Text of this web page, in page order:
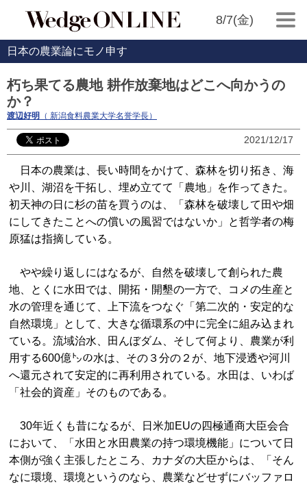
8/7(金)
日本の農業論にモノ申す
朽ち果てる農地 耕作放棄地はどこへ向かうの
か？
渡辺好明 （ 新潟食料農業大学名誉学長）
2021/12/17
日本の農業は、長い時間をかけて、森林を切り拓き、海
や川、湖沼を干拓し、埋め立てて「農地」を作ってきた。
初天神の日に杉の苗を買うのは、「森林を破壊して田や畑
にしてきたことへの償いの風習ではないか」と哲学者の梅
原猛は指摘している。
やや繰り返しにはなるが、自然を破壊して創られた農
地、とくに水田では、開拓・開墾の一方で、コメの生産と
水の管理を通じて、上下流をつなぐ「第二次的・安定的な
自然環境」として、大きな循環系の中に完全に組み込まれ
ている。流域治水、田んぼダム、そして何より、農業が利
用する600億㌧の水は、その３分の２が、地下浸透や河川
へ還元されて安定的に再利用されている。水田は、いわば
「社会的資産」そのものである。
30年近くも昔になるが、日米加EUの四極通商大臣会合
において、「水田と水田農業の持つ環境機能」について日
本側が強く主張したところ、カナダの大臣からは、「そん
なに環境、環境というのなら、農業などせずにバッファロ